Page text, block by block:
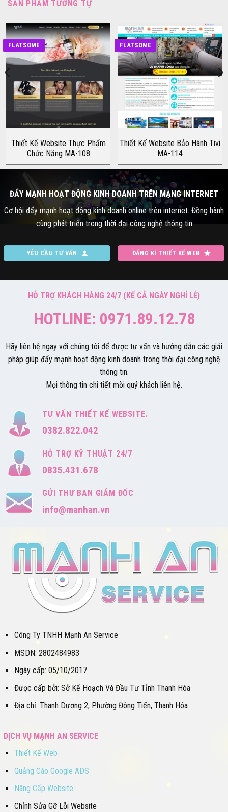
SẢN PHẨM TƯƠNG TỰ
FLATSOME
Thiết Kế Website Thực Phẩm
Chức Năng MA-108
FLATSOME
Thiết Kế Website Bảo Hành Tivi
MA-114
ĐẨY MẠNH HOẠT ĐỘNG KINH DOANH TRÊN MẠNG INTERNET
Cơ hội đẩy mạnh hoạt động kinh doanh online trên internet. Đồng hành
cùng phát triển trong thời đại công nghệ thông tin
YÊU CẦU TƯ VẤN ĐĂNG KÍ THIẾT KẾ WEB
HỖ TRỢ KHÁCH HÀNG 24/7 (KỂ CẢ NGÀY NGHỈ LỄ)
HOTLINE: 0971.89.12.78
Hãy liên hệ ngay với chúng tôi để được tư vấn và hướng dẫn các giải
pháp giúp đẩy mạnh hoạt động kinh doanh trong thời đại công nghệ
thông tin.
Mọi thông tin chi tiết mời quý khách liên hệ.
TƯ VẤN THIẾT KẾ WEBSITE.
0382.822.042
HỖ TRỢ KỸ THUẬT 24/7
0835.431.678
GỬI THƯ BAN GIÁM ĐỐC
info@manhan.vn
Công Ty TNHH Mạnh An Service
MSDN: 2802484983
Ngày cấp: 05/10/2017
Được cấp bởi: Sở Kế Hoạch Và Đầu Tư Tỉnh Thanh Hóa
Địa chỉ: Thanh Dương 2, Phường Đông Tiến, Thanh Hóa
DỊCH VỤ MẠNH AN SERVICE
Thiết Kế Web
Quảng Cáo Google ADS
Nâng Cấp Website
Chỉnh Sửa Gỡ Lỗi Website